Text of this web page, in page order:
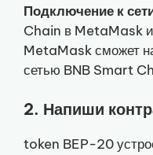
Подключение к
Chain в MetaMask и
MetaMask сможет
сетью BNB Smart
2. Напиши
token BEP-20